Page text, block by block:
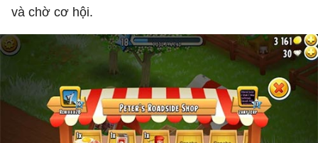
và chờ cơ hội.